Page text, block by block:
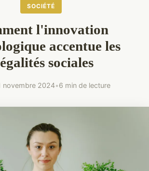
SOCIÉTÉ
l'innovation
accentue les
sociales
novembre 2024•6 min de lecture